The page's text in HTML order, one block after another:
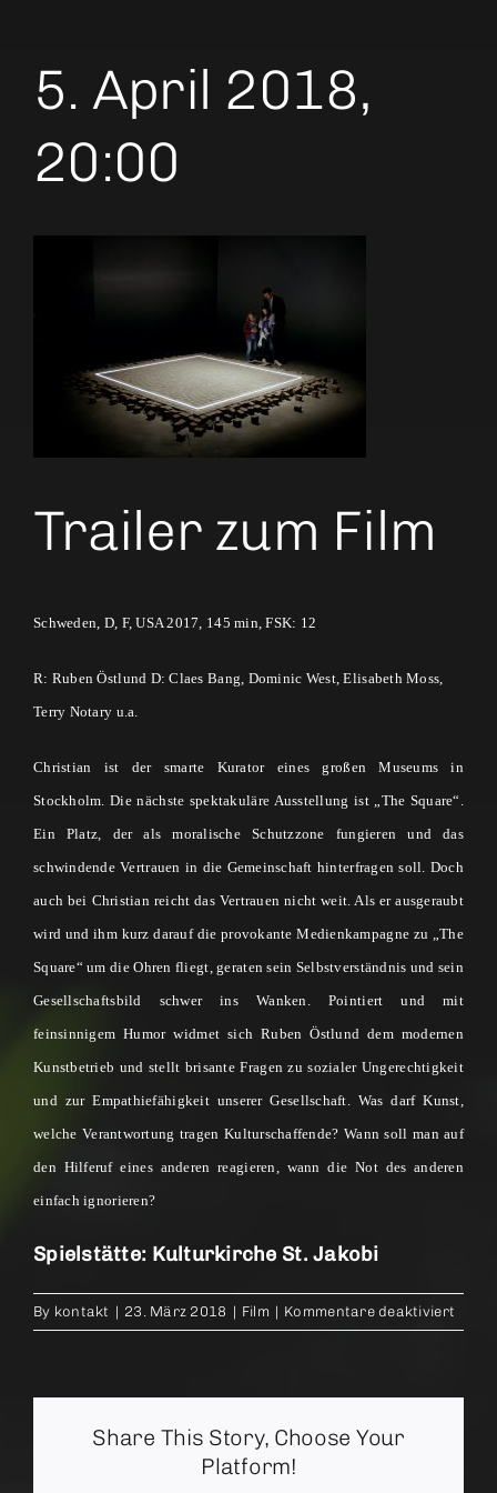
5. April 2018,
20:00
Trailer zum Film
Schweden, D, F, USA 2017, 145 min, FSK: 12
R: Ruben Östlund D: Claes Bang, Dominic West,Elisabeth Moss,
Terry Notary u.a.
Christian ist der smarte Kurator eines großen Museums in
Stockholm. Die nächste spektakuläre Ausstellung ist „The Square“.
Ein Platz, der als moralische Schutzzone fungieren und das
schwindende Vertrauen in die Gemeinschaft hinterfragen soll. Doch
auch bei Christian reicht das Vertrauen nicht weit. Als er ausgeraubt
wird und ihm kurz darauf die provokante Medienkampagne zu „The
Square“ um die Ohren fliegt, geraten sein Selbstverständnis und sein
Gesellschaftsbild schwer ins Wanken. Pointiert und mit
feinsinnigem Humor widmet sich Ruben Östlund dem modernen
Kunstbetrieb und stellt brisante Fragen zu sozialer Ungerechtigkeit
und zur Empathiefähigkeit unserer Gesellschaft. Was darf Kunst,
welche Verantwortung tragen Kulturschaffende? Wann soll man auf
den Hilferuf eines anderen reagieren, wann die Not des anderen
einfach ignorieren?
Spielstätte: Kulturkirche St. Jakobi
By kontakt | 23. März 2018 | Film | Kommentare deaktiviert
The
Share This Story, Choose Your
Platform!